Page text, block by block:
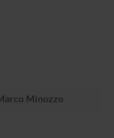
Minozzo